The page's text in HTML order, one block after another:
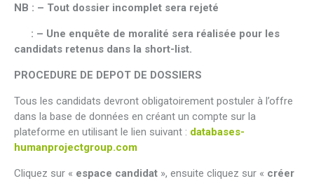
NB : – Tout dossier incomplet sera rejeté
: – Une enquête de moralité sera réalisée pour les
candidats retenus dans la short-list.
PROCEDURE DE DEPOT DE DOSSIERS
Tous les candidats devront obligatoirement postuler à l’offre
dans la base de données en créant un compte sur la
plateforme en utilisant le lien suivant : databases-
humanprojectgroup.com
Cliquez sur « espace candidat », ensuite cliquez sur « créer